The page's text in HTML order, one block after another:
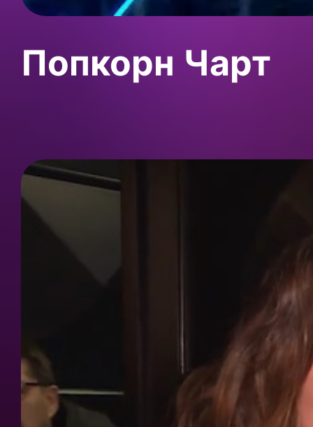
Попкорн Чарт